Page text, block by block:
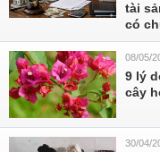
tài
có
08/05/
9 lý
cây
30/04/